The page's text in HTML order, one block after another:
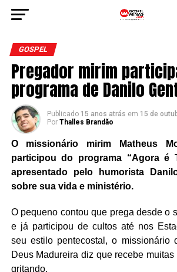
GOSPEL
Pregador mirim
programa de Danilo
Publicado 15 anos atrás em 15 de
Por Thalles Brandão
O missionário mirim Matheus
participou do programa “Agora é
apresentado pelo humorista
sobre sua vida e ministério.
O pequeno contou que prega desde o
e já participou de cultos até nos
seu estilo pentecostal, o missionário
DeusMadureira diz que recebe muitas
gritando.